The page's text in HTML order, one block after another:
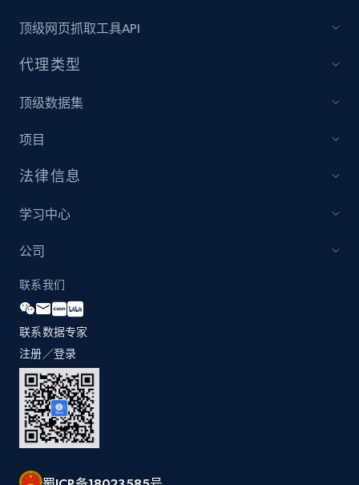
specific category URL
URL, Domain, Country code, Model number,
and more.
2.1K+
Etsy
URL, Product id, Listing inventory id, Title, Rating,
Reviews count shop, Reviews count item, Initial
price, and more.
1.9K+
Etsy - Collect data on products using
URL, Product id, Listing inventory id, Title, Rating,
顶级网页抓取工具API
代理类型
顶级数据集
项目
法律信息
学习中心
公司
联系我们
联系数据专家
注册／登录